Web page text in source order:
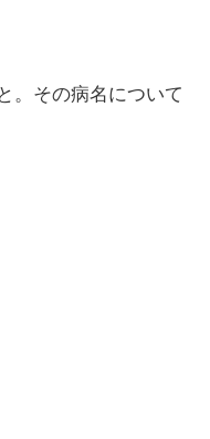
。その病名について